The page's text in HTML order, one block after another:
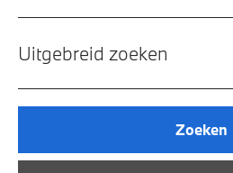
Uitgebreid zoeken
Zoeken